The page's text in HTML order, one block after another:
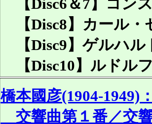
【Disc6＆7】コン
【Disc8】カール・
【Disc9】ゲルハル
【Disc10】ルドル
橋本國彦(1904-1949)
交響曲第１番／交